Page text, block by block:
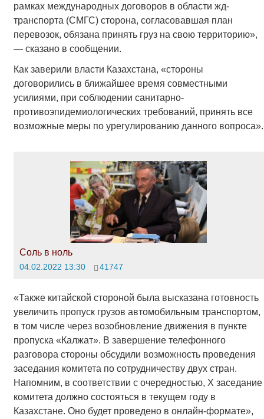
рамках международных договоров в области жд-
транспорта (СМГС) сторона, согласовавшая план
перевозок, обязана принять груз на свою территорию»,
— сказано в сообщении.
Как заверили власти Казахстана, «стороны
договорились в ближайшее время совместными
усилиями, при соблюдении санитарно-
противоэпидемиологических требований, принять все
возможные меры по урегулированию данного вопроса».
Соль в ноль
04.02.2022 13:30 41747
«Также китайской стороной была высказана готовность
увеличить пропуск грузов автомобильным транспортом,
в том числе через возобновление движения в пункте
пропуска «Калжат». В завершение телефонного
разговора стороны обсудили возможность проведения
заседания комитета по сотрудничеству двух стран.
Напомним, в соответствии с очередностью, X заседание
комитета должно состояться в текущем году в
Казахстане. Оно будет проведено в онлайн-формате»,